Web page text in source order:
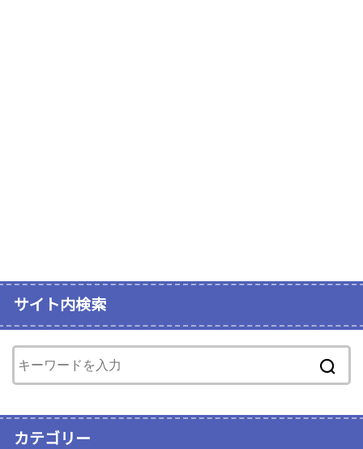
サイト内検索
カテゴリー